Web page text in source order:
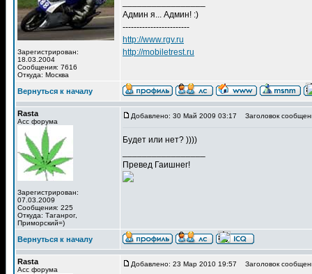
Зарегистрирован:
18.03.2004
Сообщения: 7616
Откуда: Москва
Админ я... Админ! :)
------------------------
http://www.rgv.ru
http://mobiletrest.ru
Вернуться к началу
Rasta
Асс форума
Зарегистрирован:
07.03.2009
Сообщения: 225
Откуда: Таганрог,
Приморский=)
Добавлено: 30 Май 2009 03:17 Заголовок
Будет или нет? ))))
Превед Гаишнег!
Вернуться к началу
Rasta
Асс форума
Добавлено: 23 Мар 2010 19:57 Заголовок